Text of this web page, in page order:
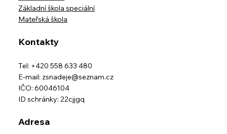
Základní škola speciální
Mateřská škola
Kontakty
Tel: +420 558 633 480
E-mail: zsnadeje@seznam.cz
IČO: 60046104
ID schránky: 22cjjgq
Adresa